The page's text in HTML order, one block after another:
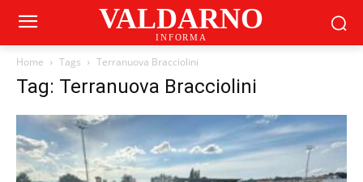
VALDARNO
INFORMA
Home Tags Terranuova Bracciolini
Tag: Terranuova Bracciolini